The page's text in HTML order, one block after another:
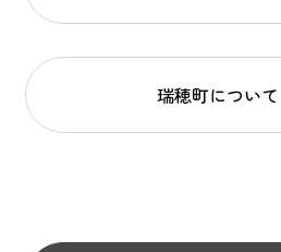
瑞穂町について